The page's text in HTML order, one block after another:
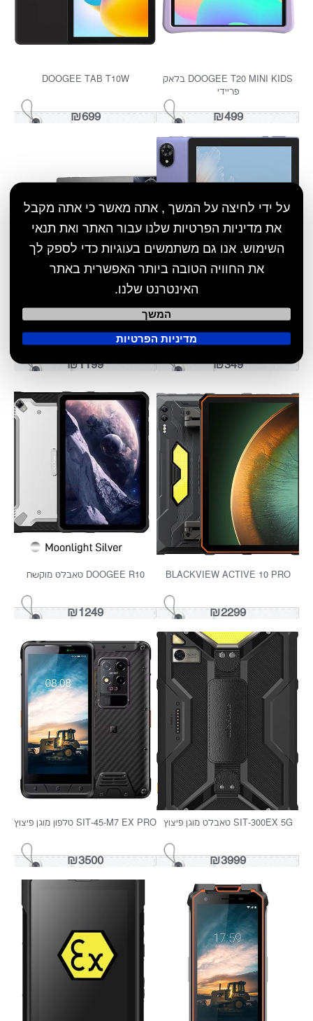
על ידי לחיצה על המשך , אתה מאשר כי אתה מקבל
את מדיניות הפרטיות שלנו עבור האתר ואת תנאי
השימוש. אנו גם משתמשים בעוגיות כדי לספק לך
את החוויה הטובה ביותר האפשרית באתר
האינטרנט שלנו.
המשך
מדיניות הפרטיות
DOOGEE FIRE 3 PRO
OSCAL C20
₪999
₪579
DOOGEE T20 MINI KIDS בלאק
₪499
DOOGEE TAB T10W
₪699
₪349
TECLAST TAB T65 MAX 13